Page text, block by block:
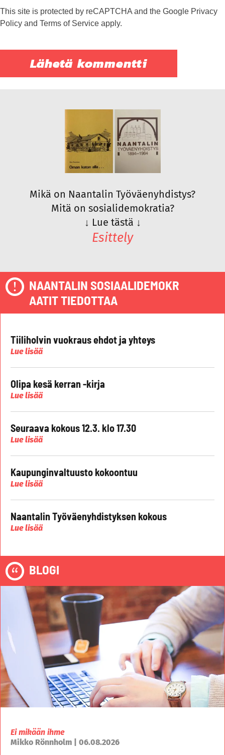
This site is protected by reCAPTCHA and the Google Privacy
Policy and Terms of Service apply.
Mikä on Naantalin Työväenyhdistys?
Mitä on sosialidemokratia?
↓ Lue tästä ↓
Esittely
NAANTALIN SOSIAALIDEMOKR
AATIT TIEDOTTAA
Tiiliholvin vuokraus ehdot ja yhteys
Lue lisää
Olipa kesä kerran -kirja
Lue lisää
Seuraava kokous 12.3. klo 17.30
Lue lisää
Kaupunginvaltuusto kokoontuu
Lue lisää
Naantalin Työväenyhdistyksen kokous
Lue lisää
BLOGI
Ei mikään ihme
Mikko Rönnholm | 06.08.2026